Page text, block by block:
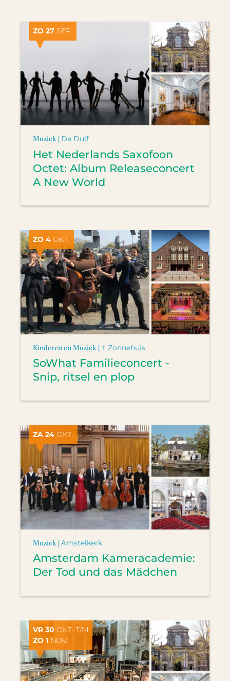
ZO 27 SEP.
Muziek | De Duif
Het Nederlands Saxofoon
Octet: Album Releaseconcert
A New World
ZO 4 OKT.
Kinderen en Muziek | 't Zonnehuis
SoWhat Familieconcert -
Snip, ritsel en plop
ZA 24 OKT.
Muziek |Amstelkerk
Amsterdam Kameracademie:
Der Tod und das Mädchen
VR 30 OKT. T/M
ZO 1 NOV.